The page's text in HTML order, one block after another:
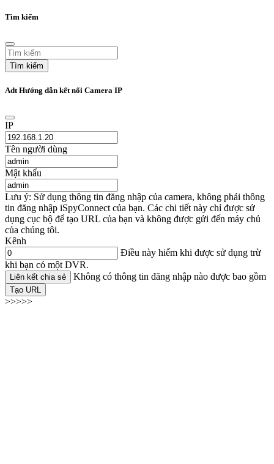
Tìm kiếm
Tìm kiếm
Adt Hướng dẫn kết nối Camera IP
IP
Tên người dùng
Mật khẩu
Lưu ý: Sử dụng thông tin đăng nhập của camera, không phải thông
tin đăng nhập iSpyConnect của bạn. Các chi tiết này chỉ được sử
dụng cục bộ để tạo URL của bạn và không được gửi đến máy chủ
của chúng tôi.
Kênh
Điều này hiếm khi được sử dụng trừ
khi bạn có một DVR.
Liên kết chia sẻ Không có thông tin đăng nhập nào được bao gồm
Tạo URL
>>>>>